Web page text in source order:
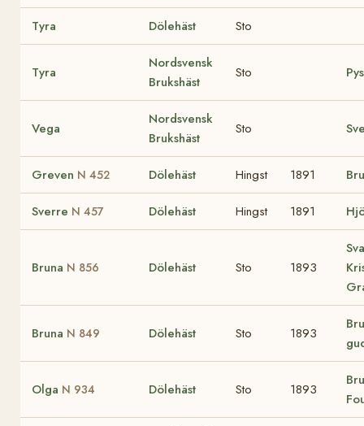
Tyra Dölehäst Sto
Tyra
Nordsvensk
Brukshäst
Sto
Vega
Nordsvensk
Brukshäst
Sto
Greven N 452 Dölehäst Hingst 1891
Sverre N 457 Dölehäst Hingst 1891
Bruna N 856 Dölehäst Sto 1893
Bruna N 849 Dölehäst Sto 1893
Olga N 934 Dölehäst Sto 1893